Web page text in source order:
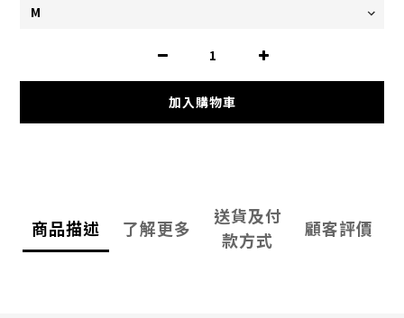
加入購物車
商品描述 了解更多
送貨及付
款方式
顧客評價